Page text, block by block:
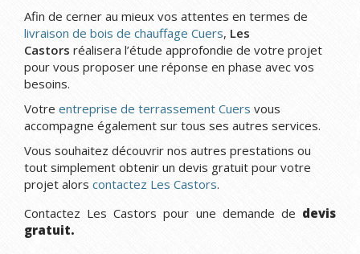
Afin de cerner au mieux vos attentes en termes de
livraison de bois de chauffage Cuers, Les
Castors réalisera l’étude approfondie de votre projet
pour vous proposer une réponse en phase avec vos
besoins.
Votre entreprise de terrassement Cuers vous
accompagne également sur tous ses autres services.
Vous souhaitez découvrir nos autres prestations ou
tout simplement obtenir un devis gratuit pour votre
projet alors contactez Les Castors.
Contactez Les Castors pour une demande de devis
gratuit.